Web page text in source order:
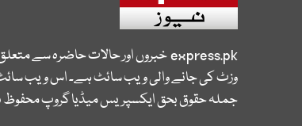
express.pkخبروں اور حالات حاضرہ سے
وزٹ کی جانے والی ویب سائٹ ہے۔ اس ویب سائٹ
جملہ حقوق بحق ایکسپریس میڈیا گروپ محفوظ